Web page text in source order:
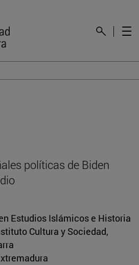
políticas de Biden
Estudios Islámicos e Historia
Cultura y Sociedad,